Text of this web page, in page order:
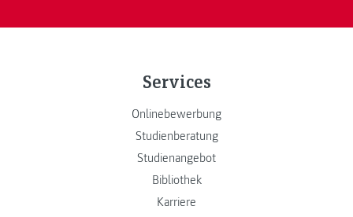
Services
Onlinebewerbung
Studienberatung
Studienangebot
Bibliothek
Karriere